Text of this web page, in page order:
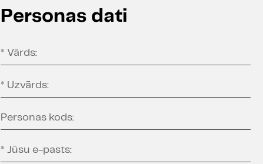
Personas dati
* Vārds:
* Uzvārds:
Personas kods:
* Jūsu e-pasts: